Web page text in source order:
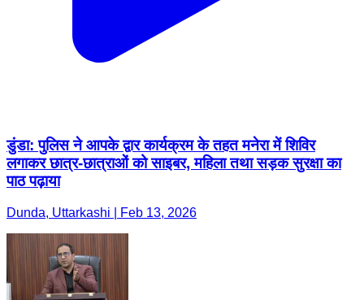
डुंडा: पुलिस ने आपके द्वार कार्यक्रम के तहत मनेरा में शिविर
लगाकर छात्र-छात्राओं को साइबर, महिला तथा सड़क सुरक्षा का
पाठ पढ़ाया
Dunda, Uttarkashi | Feb 13, 2026